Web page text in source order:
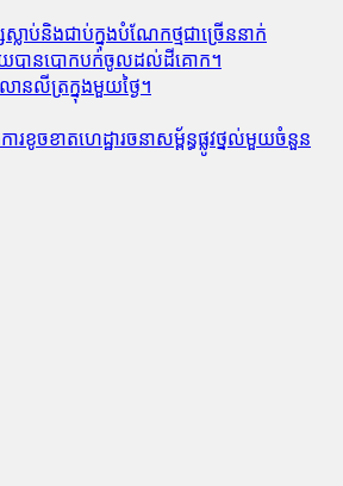
ាប់​និង​ជាប់ក្នុងបំណែកថ្មជាច្រើននាក់
មួយបានបោកបក់ចូលដល់ដីគោក។
ានលីត្រក្នុងមួយថ្ងៃ។
ាត​ហេដ្ឋារចនាសម្ព័ន្ធ​ផ្លូវថ្នល់​មួយ​ចំនួន